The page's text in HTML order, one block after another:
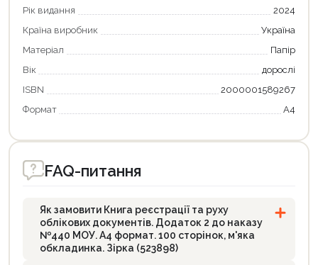
Рік видання
2024
Країна виробник
Україна
Матеріал
Папір
Вік
дорослі
ISBN
2000001589267
Формат
А4
FAQ-питання
Як замовити Книга реєстрації та руху
облікових документів. Додаток 2 до наказу
№440 МОУ. А4 формат. 100 сторінок, м'яка
обкладинка. Зірка (523898)